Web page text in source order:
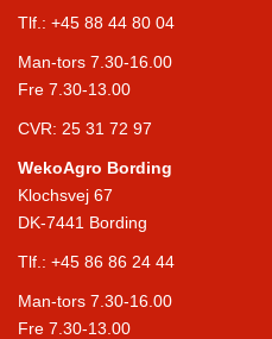
Tlf.: +45 88 44 80 04
Man-tors 7.30-16.00
Fre 7.30-13.00
CVR: 25 31 72 97
WekoAgro Bording
Klochsvej 67
DK-7441 Bording
Tlf.: +45 86 86 24 44
Man-tors 7.30-16.00
Fre 7.30-13.00